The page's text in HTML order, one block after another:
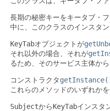
長期の秘密キーをキータブ・
中に、このクラスのインスタ
KeyTabオブジェクトが
それ以外の場合、それが
るため、そのサービス主体か
コンストラクタ
これらのメソッドのいずれか
SubjectからKeyTabインスタ